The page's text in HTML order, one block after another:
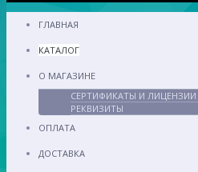
ГЛАВНАЯ
КАТАЛОГ
О МАГАЗИНЕ
СЕРТИФИКАТЫ И ЛИЦЕНЗИИ
РЕКВИЗИТЫ
ОПЛАТА
ДОСТАВКА